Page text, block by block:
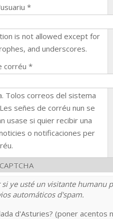
*
is not allowed except for
and underscores.
corréu *
Tolos correos del sistema
señes de corréu nun se
usase si quier recibir una
o notificaciones per
CAPTCHA
ye usté un visitante humanu
automáticos d'spam.
d'Asturies? (poner acentos